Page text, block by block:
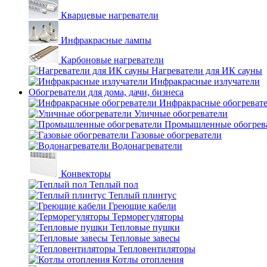
Кварцевые нагреватели
Инфракрасные лампы
Карбоновые нагреватели
Нагреватели для ИК сауны
Инфракрасные излучатели
Обогреватели для дома, дачи, бизнеса
Инфракрасные
Уличные обогреватели
Промышленные
Газовые обогреватели
Водонагреватели
Конвекторы
Теплый пол
Теплый плинтус
Греющие кабели
Терморегуляторы
Тепловые пушки
Тепловые завесы
Тепловентиляторы
Котлы отопления